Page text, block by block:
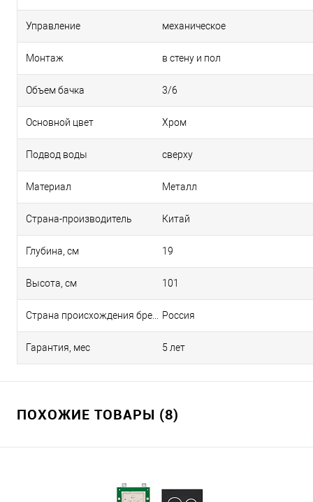
Управление механическое
Монтаж в стену и пол
Объем бачка 3/6
Основной цвет Хром
Подвод воды сверху
Материал Металл
Страна-производитель Китай
Глубина, см 19
Высота, см 101
Россия
Гарантия, мес 5 лет
ПОХОЖИЕ ТОВАРЫ (8)